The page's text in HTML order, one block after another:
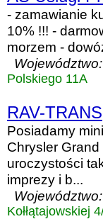
- zamawianie
10% !!! -
morzem -
Województwo:
Polskiego 11A
RAV-TRANS
Posiadamy
Chrysler
uroczystości
imprezy i b...
Województwo:
Kołłątajowskiej